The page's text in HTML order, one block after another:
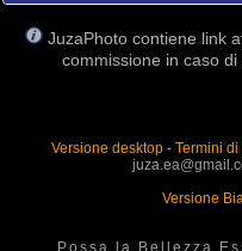
JuzaPhoto contiene link
commissione in caso
Versione desktop- Termini
Versione
Possa la Bellezza